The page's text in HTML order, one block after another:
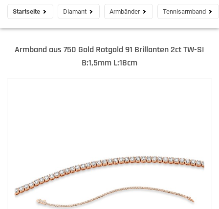
Startseite Diamant Armbänder Tennisarmband
Armband aus 750 Gold Rotgold 91 Brillanten 2ct TW-SI
B:1,5mm L:18cm